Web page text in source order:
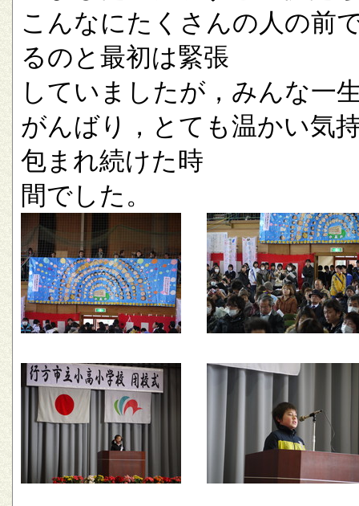
こんなにたくさんの人の前
るのと最初は緊張
していましたが，みんな一
がんばり，とても温かい気
包まれ続けた時
間でした。